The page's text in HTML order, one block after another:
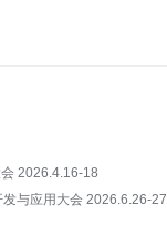
2026.4.16-18
与应用大会 2026.6.26-27